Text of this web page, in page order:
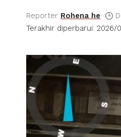
Terakhir diperbarui: 2026/
Reporter Rohena he